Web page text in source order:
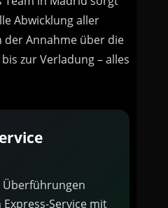
Abwicklung aller
Annahme über die
zur Verladung – alles
Überführungen
Service mit